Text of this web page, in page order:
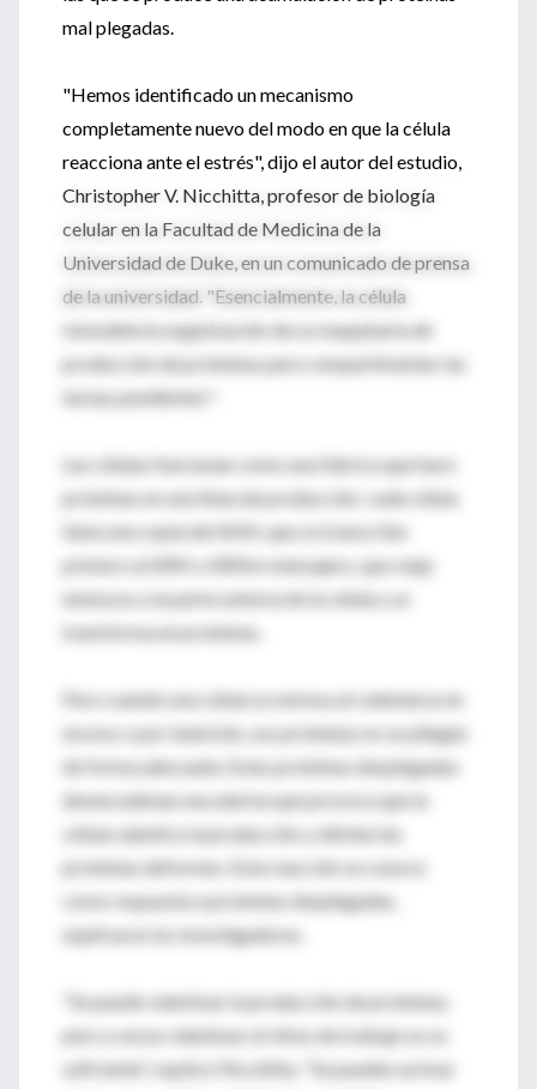
mal plegadas.
"Hemos identificado un mecanismo
completamente nuevo del modo en que la célula
reacciona ante el estrés", dijo el autor del estudio,
Christopher V. Nicchitta, profesor de biología
celular en la Facultad de Medicina de la
Universidad de Duke, en un comunicado de prensa
de la universidad. "Esencialmente, la célula
remodela la organización de su maquinaria de
producción de proteínas para compartimentar las
tareas pendientes".
Las células funcionan como una fábrica que hace
proteínas en una línea de producción: cada célula
tiene una copia del ADN, que se transcribe
primero al ARN o ARNm mensajero, que viaja
entonces a la parte externa de la célula y se
transforma en proteínas.
Pero cuando una célula se estresa al calentarse en
exceso o por inanición, sus proteínas no se pliegan
de forma adecuada. Estas proteínas desplegadas
desencadenan una alarma que provoca que la
célula ralentice la producción y elimine las
proteínas deformes. Esta reacción se conoce
como respuesta a proteínas desplegadas,
explicaron los investigadores.
"Se puede ralentizar la producción de proteínas,
pero a veces ralentizar el ritmo de trabajo no es
suficiente", explicó Nicchitta. "Se pueden activar